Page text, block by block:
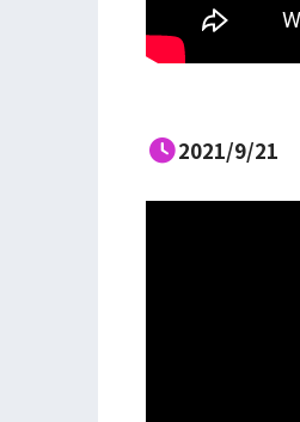
2021/9/21